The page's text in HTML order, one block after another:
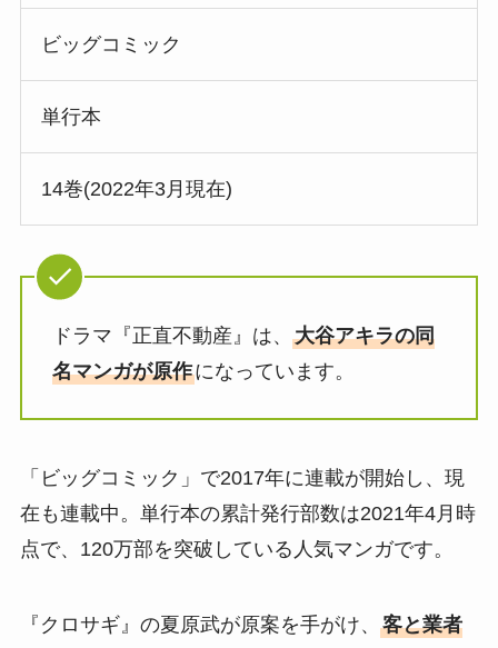
ビッグコミック
単行本
14巻(2022年3月現在)
ドラマ『正直不動産』は、 大谷アキラの同
名マンガが原作になっています。
「ビッグコミック」で2017年に連載が開始し、現
在も連載中。単行本の累計発行部数は2021年4月時
点で、120万部を突破している人気マンガです。
『クロサギ』の夏原武が原案を手がけ、 客と業者